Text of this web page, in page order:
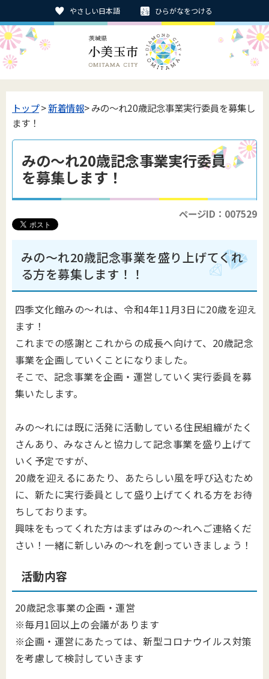
やさしい日本語 ひらがなをつける
トップ>新着情報> みの～れ20歳記念事業実行委員を募集し
ます！
みの～れ20歳記念事業実行委員
を募集します！
ページID：007529
みの～れ20歳記念事業を盛り上げてくれ
る方を募集します！！
四季文化館みの～れは、令和4年11月3日に20歳を迎え
ます！
これまでの感謝とこれからの成長へ向けて、20歳記念
事業を企画していくことになりました。
そこで、記念事業を企画・運営していく実行委員を募
集いたします。
みの～れには既に活発に活動している住民組織がたく
さんあり、みなさんと協力して記念事業を盛り上げて
いく予定ですが、
20歳を迎えるにあたり、あたらしい風を呼び込むため
に、新たに実行委員として盛り上げてくれる方をお待
ちしております。
興味をもってくれた方はまずはみの～れへご連絡くだ
さい！一緒に新しいみの～れを創っていきましょう！
活動内容
20歳記念事業の企画・運営
※毎月1回以上の会議があります
※企画・運営にあたっては、新型コロナウイルス対策
を考慮して検討していきます